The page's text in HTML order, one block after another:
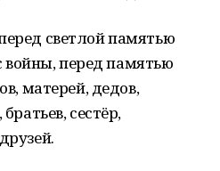
светлой памятью
войны, перед памятью
матерей, дедов,
сестёр,